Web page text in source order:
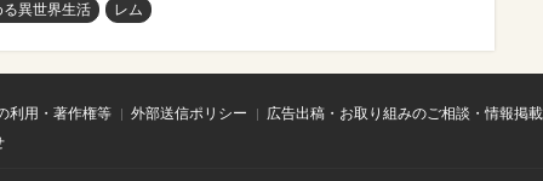
異世界生活 レム
利用・著作権等 外部送信ポリシー
広告出稿・お取り組みのご相談・情報掲